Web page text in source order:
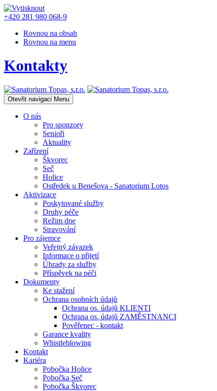
+420 281 980 068-9
Rovnou na obsah
Rovnou na menu
Kontakty
Otevřit navigaci Menu
O nás
Pro sponzory
Senioři
Aktuality
Zařízení
Škvorec
Seč
Holice
Ostředek u Benešova - Sanatorium Lotos
Aktivizace
Poskytované služby
Druhy péče
Režim dne
Stravování
Pro zájemce
Veřejný závazek
Informace o přijetí
Úhrady za služby
Příspěvek na péči
Dokumenty
Ke stažení
Ochrana osobních údajů
Ochrana os. údajů KLIENTI
Ochrana os. údajů ZAMĚSTNANCI
Pověřenec - kontakt
Garance kvality
Whistleblowing
Kontakt
Kariéra
Pobočka Holice
Pobočka Seč
Pobočka Škvorec